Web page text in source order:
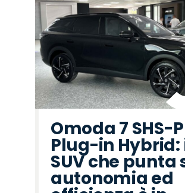
Omoda 7 SHS-P
Plug-in Hybrid:
SUV che punta
autonomia ed